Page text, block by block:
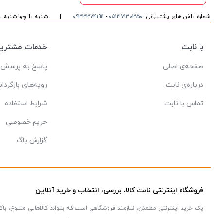
شماره تلفن های پشتیبانی: ۰۵۱۳۷۱۳۰۳۵۰ - ۰۹۳۳۳۷۴۱۹۱۱ | شنبه تا چهارشنبه ، ۱۰ الی ۱۶ پاسخگوی شما
با نابت
صفحه‌ی اصلی
درباره‌ی نابت
تماس با نابت
خدمات
پاسخ به
رویه‌های
شرایط استفاده
حریم خصوصی
گزارش باگ
فروشگاه اینترنتی نابت کالا، بررسی، انتخاب و خرید آنلاین
یک خرید اینترنتی مطمئن، نیازمند فروشگاهی است که بتواند کالاهایی متنوع،